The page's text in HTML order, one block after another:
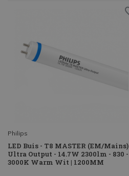
Philips
LED Buis - T8 MASTER (EM/Mains)
Ultra Output - 14.7W 2300lm - 830 -
3000K Warm Wit | 1200MM